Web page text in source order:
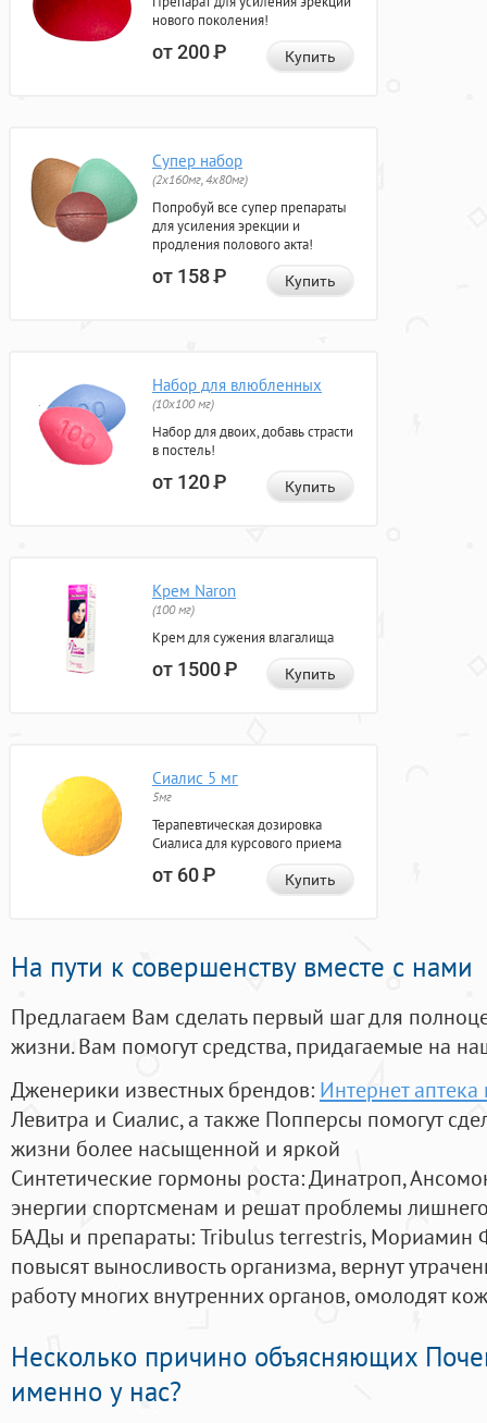
нового поколения!
от 200Р Купить
Супер набор
(2х160мг, 4х80мг)
Попробуй все супер препараты
для усиления эрекции и
продления полового акта!
от 158Р Купить
Набор для влюбленных
(10х100 мг)
Набор для двоих, добавь страсти
в постель!
от 120Р Купить
Крем Naron
(100 мг)
Крем для сужения влагалища
от 1500Р Купить
Сиалис 5 мг
5мг
Терапевтическая дозировка
Сиалиса для курсового приема
от 60Р Купить
На пути к совершенству вместе с нами
Предлагаем Вам сделать первый шаг для
жизни. Вам помогут средства, придагаемые на
Дженерики известных брендов: Интернет аптека
Левитра и Сиалис, а также Попперсы помогут
жизни более насыщенной и яркой
Синтетические гормоны роста: Динатроп,
энергии спортсменам и решат проблемы
БАДы и препараты:Tribulus terrestris, Мориамин
повысят выносливость организма, вернут
работу многих внутренних органов, омолодят
Несколько причино объясняющих
именно у нас?